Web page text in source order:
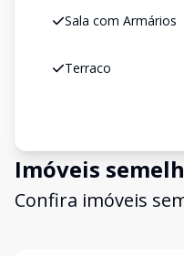
Sala com Armários
Terraco
Imóveis
Confira imóveis